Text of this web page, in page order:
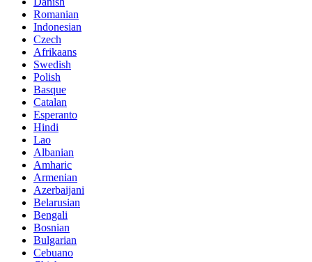
Romanian
Indonesian
Czech
Afrikaans
Swedish
Polish
Basque
Catalan
Esperanto
Hindi
Lao
Albanian
Amharic
Armenian
Azerbaijani
Belarusian
Bengali
Bosnian
Bulgarian
Cebuano